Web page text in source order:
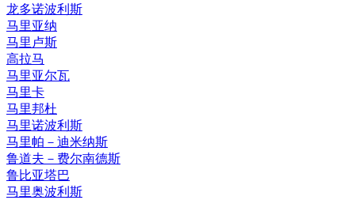
龙多诺波利斯
马里亚纳
马里卢斯
高拉马
马里亚尔瓦
马里卡
马里邦杜
马里诺波利斯
马里帕－迪米纳斯
鲁道夫－费尔南德斯
鲁比亚塔巴
马里奥波利斯